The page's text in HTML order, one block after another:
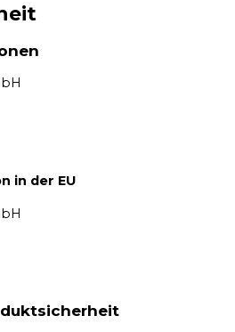
in der EU